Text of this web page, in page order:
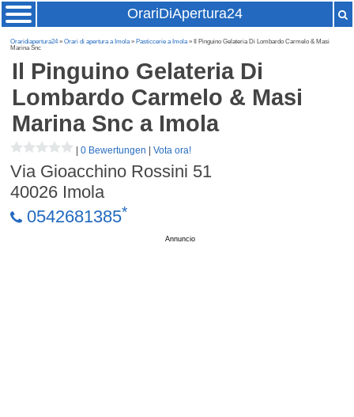
OrariDiApertura24
Oraridiapertura24»Orari di apertura a Imola» Pasticcerie a Imola» Il Pinguino Gelateria Di Lombardo Carmelo & Masi
Marina Snc
Il Pinguino Gelateria Di
Lombardo Carmelo & Masi
Marina Snc a Imola
|0 Bewertungen |Vota ora!
Via Gioacchino Rossini 51
40026 Imola
0542681385*
Annuncio